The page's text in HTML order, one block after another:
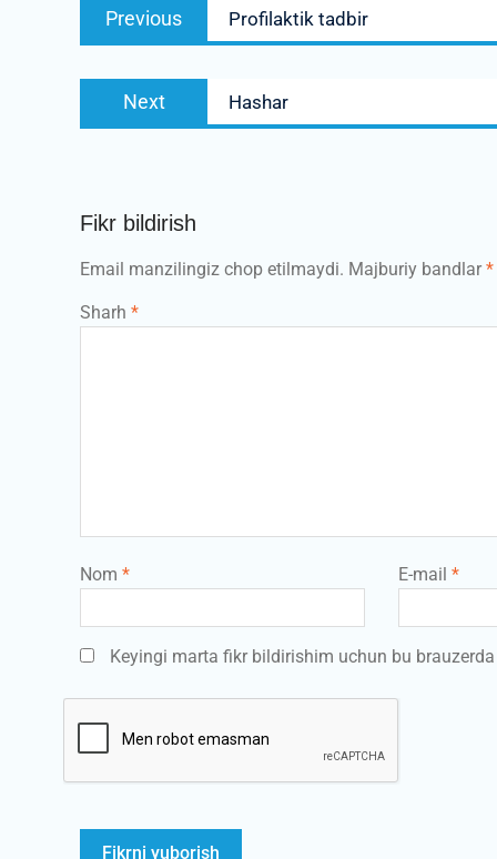
menyusi
Previous
Previous
post:
Profilaktik tadbir
Next
post:
Hashar
Fikr bildirish
Email manzilingiz chop etilmaydi. Majburiy bandlar*
Sharh *
Nom * E-mail *
Keyingi marta fikr bildirishim uchun bu